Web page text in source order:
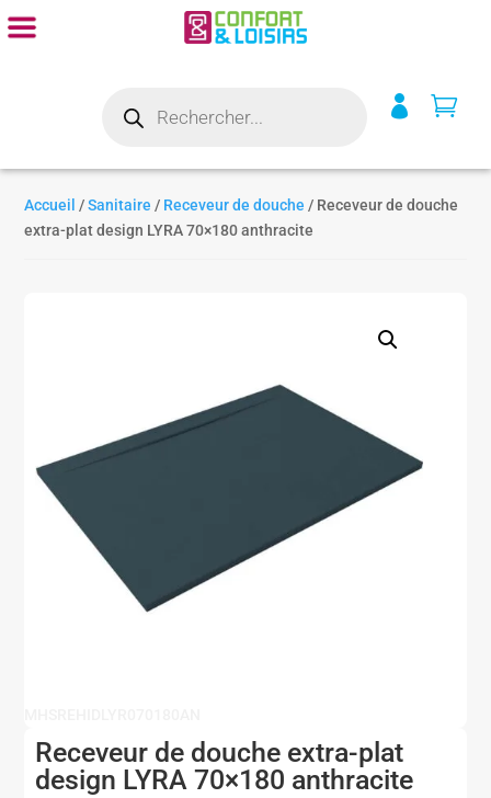
produits
 
Accueil /Sanitaire / Receveur de douche / Receveur de douche
extra-plat design LYRA 70×180 anthracite
Receveur de douche extra-plat
design LYRA 70×180 anthracite